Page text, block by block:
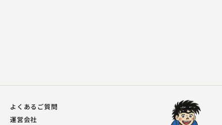
よくあるご質問
運営会社